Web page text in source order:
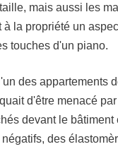
mais aussi les
à la propriété un
touches d'un piano.
des appartements
d'être menacé
devant le
des